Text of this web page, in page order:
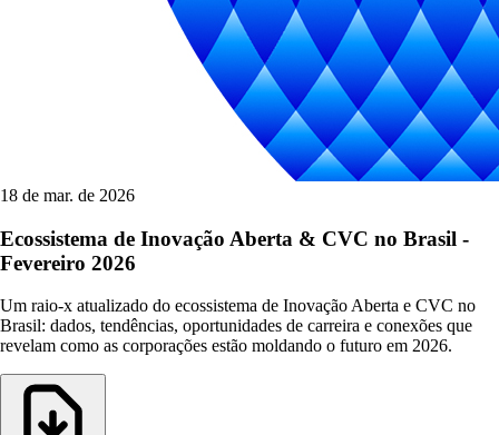
18 de mar. de 2026
Ecossistema de Inovação Aberta & CVC no Brasil -
Fevereiro 2026
Um raio-x atualizado do ecossistema de Inovação Aberta e CVC no
Brasil: dados, tendências, oportunidades de carreira e conexões que
revelam como as corporações estão moldando o futuro em 2026.